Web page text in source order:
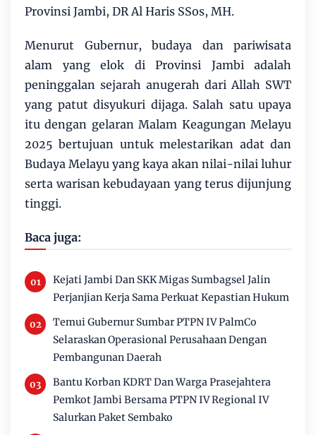
Provinsi Jambi, DR Al Haris SSos, MH.
Menurut Gubernur, budaya dan pariwisata
alam yang elok di Provinsi Jambi adalah
peninggalan sejarah anugerah dari Allah SWT
yang patut disyukuri dijaga. Salah satu upaya
itu dengan gelaran Malam Keagungan Melayu
2025 bertujuan untuk melestarikan adat dan
Budaya Melayu yang kaya akan nilai-nilai luhur
serta warisan kebudayaan yang terus dijunjung
tinggi.
Baca juga:
Kejati Jambi Dan SKK Migas Sumbagsel Jalin
Perjanjian Kerja Sama Perkuat Kepastian Hukum
Temui Gubernur Sumbar PTPN IV PalmCo
Selaraskan Operasional Perusahaan Dengan
Pembangunan Daerah
Bantu Korban KDRT Dan Warga Prasejahtera
Pemkot Jambi Bersama PTPN IV Regional IV
Salurkan Paket Sembako